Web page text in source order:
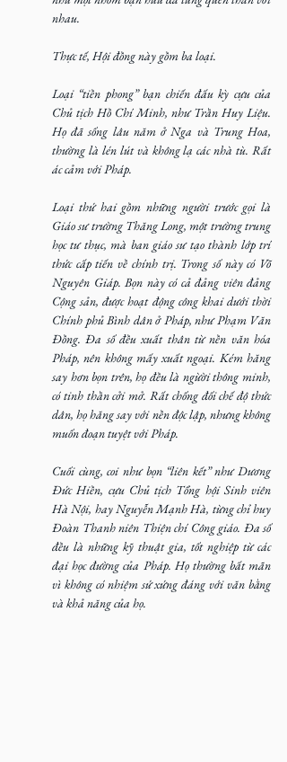
nhau.
Thực tế, Hội đồng này gồm ba loại.
Loại “tiền phong” bạn chiến đấu kỳ cựu của
Chủ tịch Hồ Chí Minh, như Trần Huy Liệu.
Họ đã sống lâu năm ở Nga và Trung Hoa,
thường là lén lút và không lạ các nhà tù. Rất
ác cảm với Pháp.
Loại thứ hai gồm những người trước gọi là
Giáo sư trường Thăng Long, một trường trung
học tư thục, mà ban giáo sư tạo thành lớp trí
thức cấp tiến về chính trị. Trong số này có Võ
Nguyên Giáp. Bọn này có cả đảng viên đảng
Cộng sản, được hoạt động công khai dưới thời
Chính phủ Bình dân ở Pháp, như Phạm Văn
Đồng. Đa số đều xuất thân từ nền văn hóa
Pháp, nên không mấy xuất ngoại. Kém hăng
say hơn bọn trên, họ đều là ngừời thông minh,
có tinh thần cởi mở. Rất chống đối chế độ thức
dân, họ hăng say với nền độc lập, nhưng không
muốn đoạn tuyệt với Pháp.
Cuối cùng, coi như bọn “liên kết” như Dương
Đức Hiền, cựu Chủ tịch Tổng hội Sinh viên
Hà Nội, hay Nguyễn Mạnh Hà, từng chỉ huy
Đoàn Thanh niên Thiện chí Công giáo. Đa số
đều là những kỹ thuật gia, tốt nghiệp từ các
đại học đường của Pháp. Họ thường bất mãn
vì không có nhiệm sứ xứng đáng với văn bằng
và khả năng của họ.